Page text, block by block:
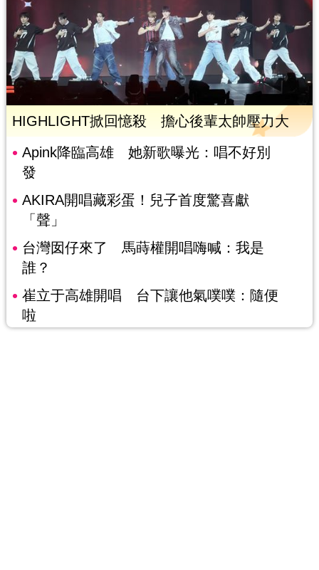
HIGHLIGHT掀回憶殺 擔心後輩太帥壓力大
Apink降臨高雄 她新歌曝光：唱不好別
發
AKIRA開唱藏彩蛋！兒子首度驚喜獻
「聲」
台灣囡仔來了 馬蒔權開唱嗨喊：我是
誰？
崔立于高雄開唱 台下讓他氣噗噗：隨便
啦